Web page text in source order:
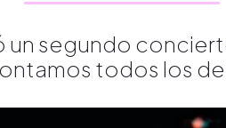
segundo
todos los